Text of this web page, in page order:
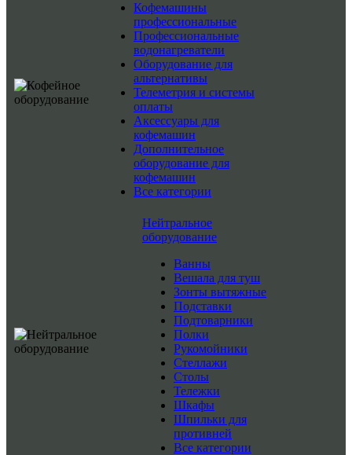
Кофемашины
профессиональные
Профессиональные
водонагреватели
Оборудование для
альтернативы
Телеметрия и системы
оплаты
Аксессуары для
кофемашин
Дополнительное
оборудование для
кофемашин
Все категории
Нейтральное
оборудование
Ванны
Вешала для туш
Зонты вытяжные
Подставки
Подтоварники
Полки
Рукомойники
Стеллажи
Столы
Тележки
Шкафы
Шпильки для
противней
Все категории